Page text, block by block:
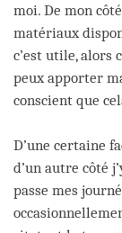
moi. De mon
matériaux
c’est utile, alors
peux apporter
conscient que
D’une certaine
d’un autre côté
passe mes